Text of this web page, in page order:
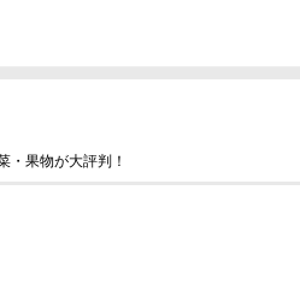
・果物が大評判！